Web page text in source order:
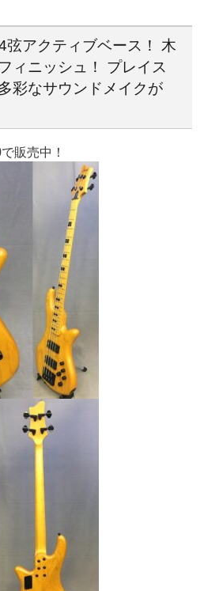
弦アクティブベース！ 木
ィニッシュ！ プレイス
彩なサウンドメイクが
販売中！